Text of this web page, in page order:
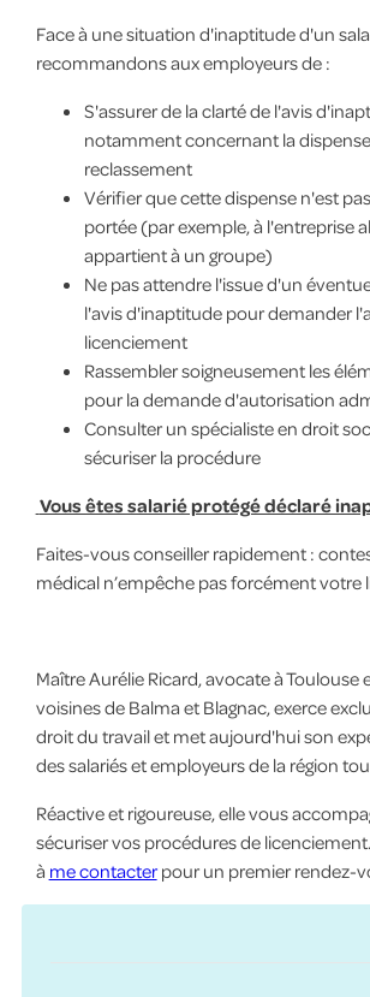
Face à une situation d'inaptitude d'un
recommandons aux employeurs de :
S'assurer de la clarté de l'avis
notamment concernant la
reclassement
Vérifier que cette dispense n'est
portée (par exemple, à l'entreprise
appartient à un groupe)
Ne pas attendre l'issue d'un
l'avis d'inaptitude pour demander
licenciement
Rassembler soigneusement les
pour la demande d'autorisation
Consulter un spécialiste en droit
sécuriser la procédure
Vous êtes salarié protégé déclaré
Faites-vous conseiller rapidement :
médical n’empêche pas forcément votre
Maître Aurélie Ricard, avocate à Toulouse
voisines de Balma et Blagnac, exerce
droit du travail et met aujourd'hui son
des salariés et employeurs de la région
Réactive et rigoureuse, elle vous
sécuriser vos procédures de
à me contacterpour un premier rendez-